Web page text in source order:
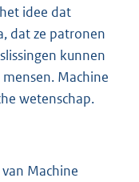
idee dat
dat ze patronen
kunnen
Machine
wetenschap.
Machine